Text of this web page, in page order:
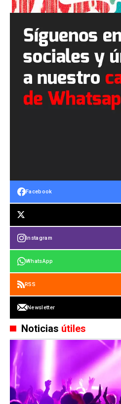
Facebook
Instagram
WhatsApp
RSS
Newsletter
Noticias útiles